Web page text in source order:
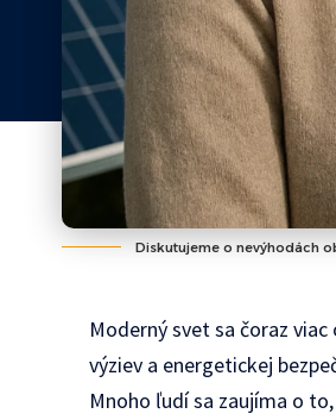
Diskutujeme o nevýhodách
Moderný svet sa čoraz
výziev a energetickej
Mnoho ľudí sa zaujíma o